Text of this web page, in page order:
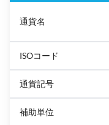
通貨名
ISOコード
通貨記号
補助単位